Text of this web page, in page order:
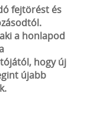
fejtörést és
a honlapod
hogy új
újabb